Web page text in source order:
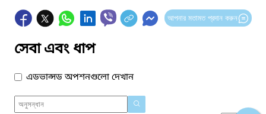
আপনার মতামত প্রদান করুন
সেবা এবং ধাপ
এডভান্সড অপশনগুলো দেখান